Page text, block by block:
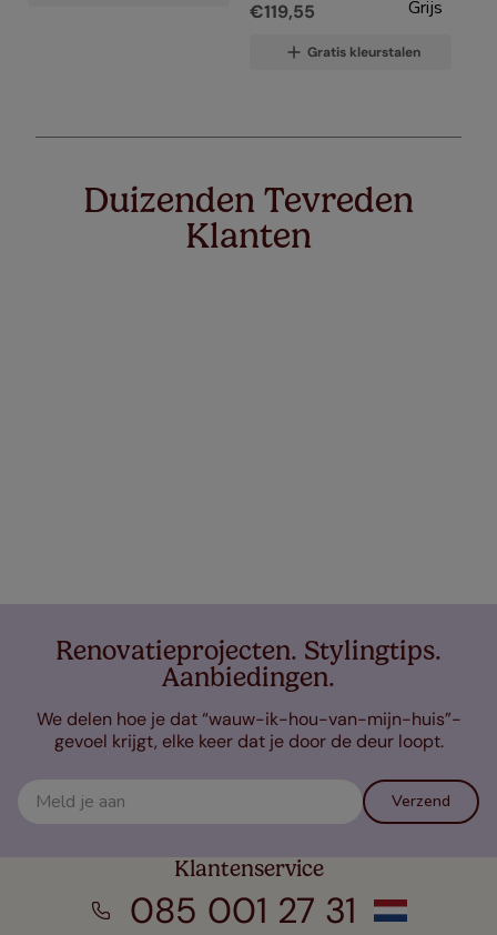
€119,55
Gratis kleurstalen
Duizenden Tevreden
Klanten
Renovatieprojecten. Stylingtips.
Aanbiedingen.
We delen hoe je dat “wauw-ik-hou-van-mijn-huis”-
gevoel krijgt, elke keer dat je door de deur loopt.
Verzend
Klantenservice
085 001 27 31